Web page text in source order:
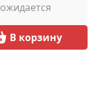
ожидается
В корзину